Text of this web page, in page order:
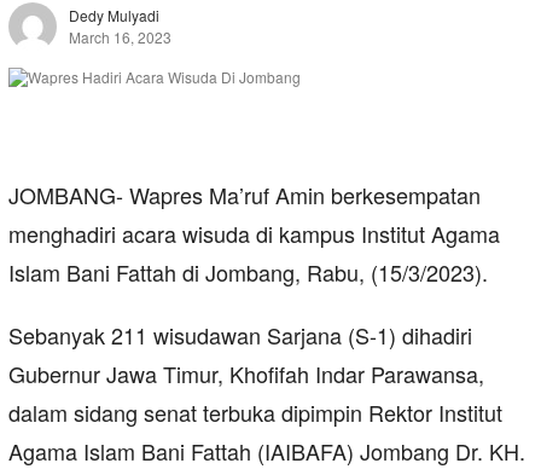
Dedy Mulyadi
March 16, 2023
JOMBANG- Wapres Ma’ruf Amin berkesempatan
menghadiri acara wisuda di kampus Institut Agama
Islam Bani Fattah di Jombang, Rabu, (15/3/2023).
Sebanyak 211 wisudawan Sarjana (S-1) dihadiri
Gubernur Jawa Timur, Khofifah Indar Parawansa,
dalam sidang senat terbuka dipimpin Rektor Institut
Agama Islam Bani Fattah (IAIBAFA) Jombang Dr. KH.